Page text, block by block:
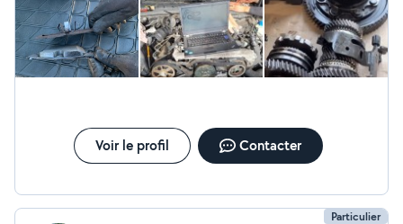
Voir le profil Contacter
Particulier